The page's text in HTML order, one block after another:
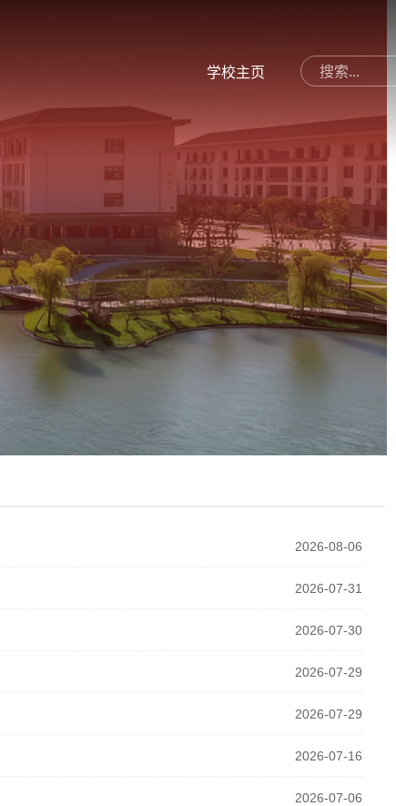
学校主页
2026-08-06
2026-07-31
2026-07-30
2026-07-29
2026-07-29
2026-07-16
2026-07-06